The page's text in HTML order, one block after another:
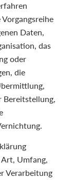
Daten,
das
oder
die
Bereitstellung,
Umfang,
Verarbeitung